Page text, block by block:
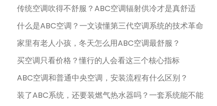
传统空调吹得不舒服？ABC空调辐射供冷才是真舒适
什么是ABC空调？一文读懂第三代空调系统的技术革命
家里有老人小孩，冬天怎么用ABC空调最舒服？
买空调只看价格？懂行的人会看这三个核心指标
ABC空调和普通中央空调，安装流程有什么区别？
装了ABC系统，还要装燃气热水器吗？一套系统能不能